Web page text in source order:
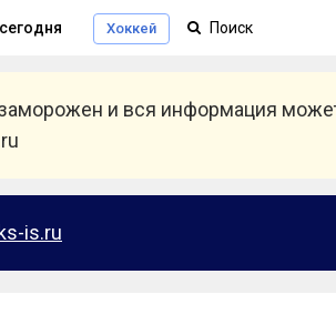
Хоккей
и вся информация
is.ru